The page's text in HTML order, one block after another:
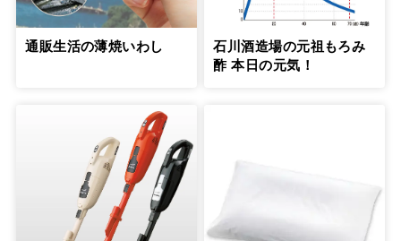
通販生活の薄焼いわし
石川酒造場の元祖もろみ
酢 本日の元気！